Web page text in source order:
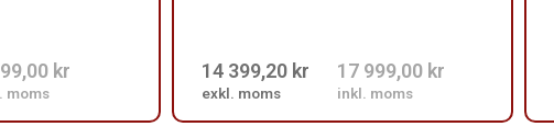
kr
moms
14 399,20 kr
exkl. moms
17 999,00 kr
inkl. moms